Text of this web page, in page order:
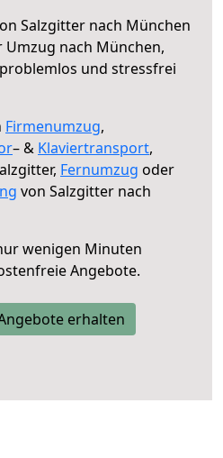
Salzgitter nach München
nach München,
und stressfrei
Firmenumzug,
– & Klaviertransport,
Fernumzug oder
von Salzgitter nach
wenigen Minuten
Angebote.
erhalten